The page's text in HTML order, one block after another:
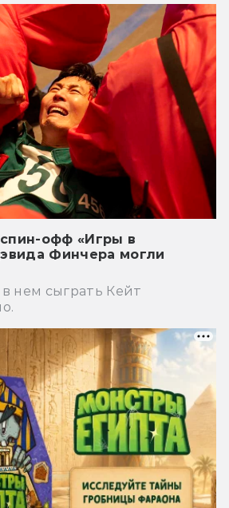
офф «Игры в
Финчера могли
нем сыграть Кейт